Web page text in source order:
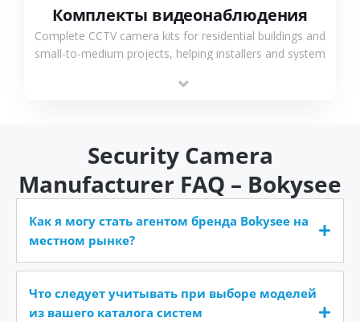
Комплекты видеонаблюдения
Complete CCTV camera kits for residential buildings and
small-to-medium projects, helping installers and system
time.
Security Camera
Manufacturer FAQ – Bokysee
Как я могу стать агентом бренда Bokysee на
местном рынке?
Что следует учитывать при выборе моделей
из вашего каталога систем